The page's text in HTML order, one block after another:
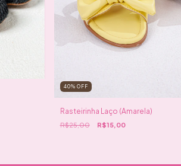
40% OFF
Rasteirinha Laço (Amarela)
R$25,00 R$15,00